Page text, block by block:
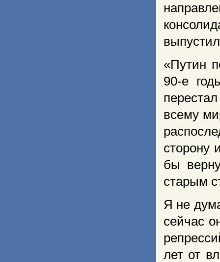
«Путин
90-е
всему
сторону
бы
старым
Я не
сейчас
лет от